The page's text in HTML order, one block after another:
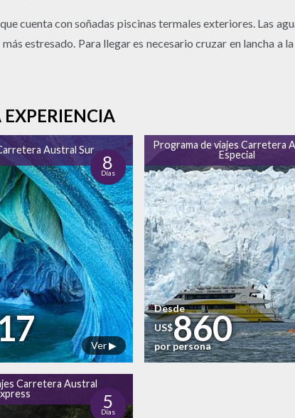
cuenta con soñadas piscinas termales exteriores. Las
estresado. Para llegar es necesario cruzar en lancha a
Austral Sur
8
Días
Ver ▶
Programa de viajes Carretera
Especial
Desde
US$860
por persona
Carretera Austral
5
Días